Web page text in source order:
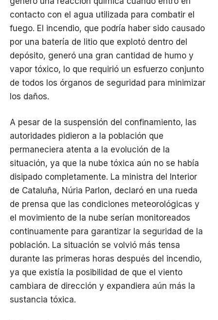
contacto con el agua utilizada para combatir el
fuego. El incendio, que podría haber sido causado
por una batería de litio que explotó dentro del
depósito, generó una gran cantidad de humo y
vapor tóxico, lo que requirió un esfuerzo conjunto
de todos los órganos de seguridad para minimizar
los daños.
A pesar de la suspensión del confinamiento, las
autoridades pidieron a la población que
permaneciera atenta a la evolución de la
situación, ya que la nube tóxica aún no se había
disipado completamente. La ministra del Interior
de Cataluña, Núria Parlon, declaró en una rueda
de prensa que las condiciones meteorológicas y
el movimiento de la nube serían monitoreados
continuamente para garantizar la seguridad de la
población. La situación se volvió más tensa
durante las primeras horas después del incendio,
ya que existía la posibilidad de que el viento
cambiara de dirección y expandiera aún más la
sustancia tóxica.